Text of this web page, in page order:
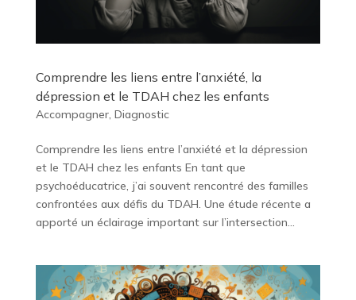
Comprendre les liens entre l’anxiété, la
dépression et le TDAH chez les enfants
Accompagner, Diagnostic
Comprendre les liens entre l’anxiété et la dépression
et le TDAH chez les enfants En tant que
psychoéducatrice, j’ai souvent rencontré des familles
confrontées aux défis du TDAH. Une étude récente a
apporté un éclairage important sur l’intersection...